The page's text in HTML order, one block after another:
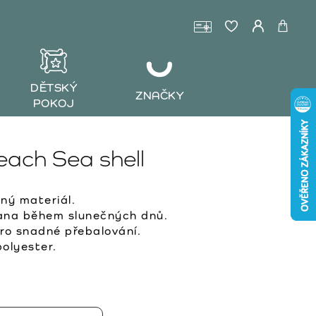
DĚTSKÝ
POKOJ
ZNAČKY
Sea shell
materiál.
během slunečných dnů.
snadné přebalování.